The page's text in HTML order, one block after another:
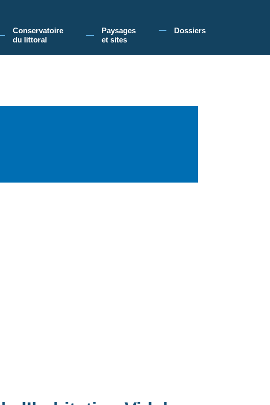
du littoral, vous acceptez l'utilisation de cookies pour vous proposer une navigation optimale.
Conservatoire
du littoral
Paysages
et sites
Dossiers